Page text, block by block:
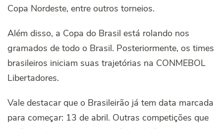
Copa Nordeste, entre outros torneios.
Além disso, a Copa do Brasil está rolando nos
gramados de todo o Brasil. Posteriormente, os times
brasileiros iniciam suas trajetórias na CONMEBOL
Libertadores.
Vale destacar que o Brasileirão já tem data marcada
para começar: 13 de abril. Outras competições que